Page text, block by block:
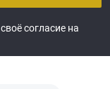
согласие на